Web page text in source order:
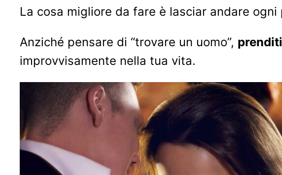
La cosa migliore da fare è lasciar andare
Anziché pensare di “trovare un uomo”,
improvvisamente nella tua vita.